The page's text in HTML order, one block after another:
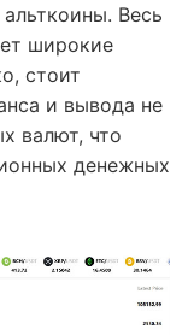
Весь
широкие
стоит
и вывода не
валют, что
денежных